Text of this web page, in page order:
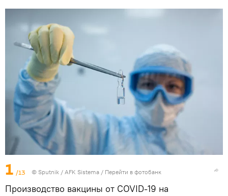
1 /13 © Sputnik / AFK Sistema / Перейти в фотобанк
Производство вакцины от COVID-19 на